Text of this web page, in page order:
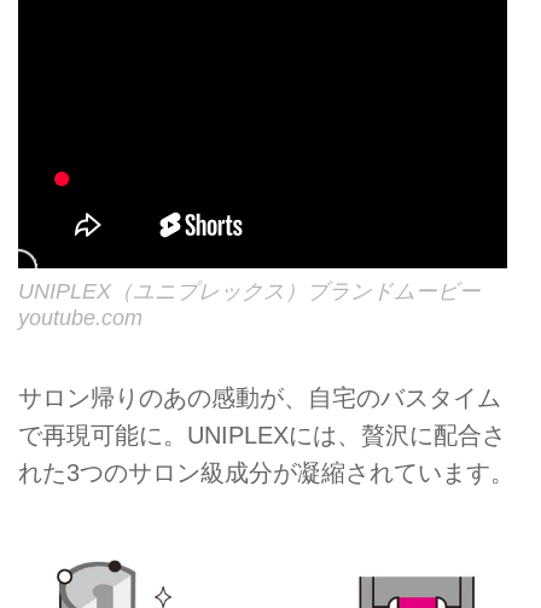
UNIPLEX（ユニプレックス）ブランドムービー
youtube.com
サロン帰りのあの感動が、自宅のバスタイム
で再現可能に。UNIPLEXには、贅沢に配合さ
れた3つのサロン級成分が凝縮されています。